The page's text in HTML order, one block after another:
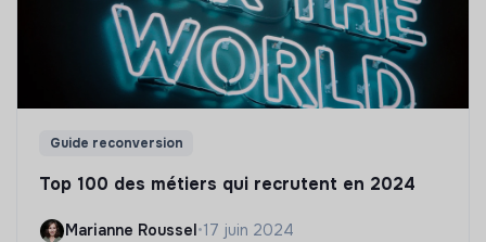
Guide reconversion
Top 100 des métiers qui recrutent en 2024
Marianne Roussel •17 juin 2024